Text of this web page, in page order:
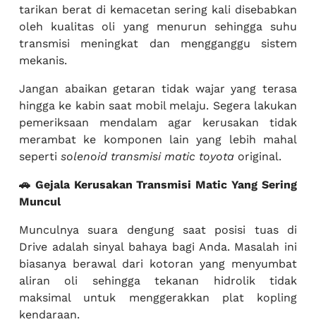
tarikan berat di kemacetan sering kali disebabkan
oleh kualitas oli yang menurun sehingga suhu
transmisi meningkat dan mengganggu sistem
mekanis.
Jangan abaikan getaran tidak wajar yang terasa
hingga ke kabin saat mobil melaju. Segera lakukan
pemeriksaan mendalam agar kerusakan tidak
merambat ke komponen lain yang lebih mahal
seperti solenoid transmisi matic toyota original.
🚗 Gejala Kerusakan Transmisi Matic Yang Sering
Muncul
Munculnya suara dengung saat posisi tuas di
Drive adalah sinyal bahaya bagi Anda. Masalah ini
biasanya berawal dari kotoran yang menyumbat
aliran oli sehingga tekanan hidrolik tidak
maksimal untuk menggerakkan plat kopling
kendaraan.